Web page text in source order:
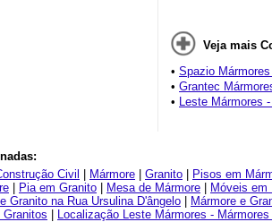
Veja mais
• Spazio
• Grantec
• Leste Mármores
Civil Mármore Granito
Pisos em
Pia em Granito Mesa de Mármore
Móveis em
Granito na Rua Ursulina D'ângelo
Mármore e
Granitos
Localização Leste Mármores -